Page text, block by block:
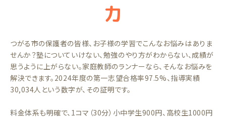
力
つがる市の保護者の皆様、お子様の学習でこんなお悩みはありま
せんか？塾についていけない、勉強のやり方がわからない、成績が
思うように上がらない。家庭教師のランナーなら、そんなお悩みを
解決できます。2024年度の第一志望合格率97.5%、指導実績
30,034人という数字が、その証明です。
料金体系も明確で、1コマ（30分）小中学生900円、高校生1000円